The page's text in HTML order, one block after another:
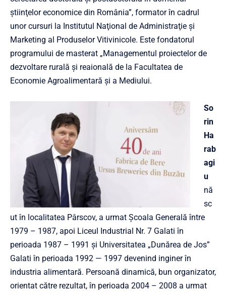
ştiinţelor economice din România”, formator în cadrul
unor cursuri la Institutul Naţional de Administraţie şi
Marketing al Produselor Vitivinicole. Este fondatorul
programului de masterat „Managementul proiectelor de
dezvoltare rurală şi reaională de la Facultatea de
Economie Agroalimentară şi a Mediului.
So
rin
Ha
rab
agi
u
nă
sc
ut în localitatea Pârscov, a urmat Şcoala Generală între
1979 – 1987, apoi Liceul Industrial Nr. 7 Galati în
perioada 1987 – 1991 şi Universitatea „Dunărea de Jos”
Galati în perioada 1992 — 1997 devenind inginer în
industria alimentară. Persoană dinamică, bun organizator,
orientat către rezultat, în perioada 2004 – 2008 a urmat